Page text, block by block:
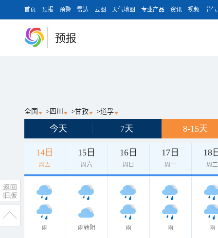
首页 预报 预警 雷达 云图 天气地图 专业产品 资讯 视频 节气
预报
全国 > 四川 >甘孜 >道孚
今天 7天 8-15天
14日
周五
15日
周六
16日
周日
17日
周一
18
周二
雨 雨转阴 雨 雨 雨